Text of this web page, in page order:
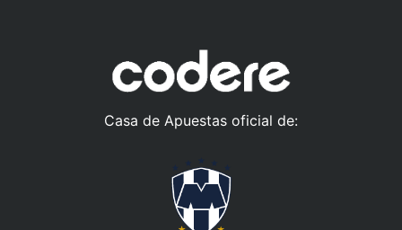
Casa de Apuestas oficial de: